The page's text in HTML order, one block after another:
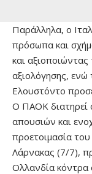
Παράλληλα, ο
πρόσωπα και
και αξιοποιώντας
αξιολόγησης, ενώ
Ελουστόντο
Ο ΠΑΟΚ διατηρεί
απουσιών και
προετοιμασία
Λάρνακας (7/7),
Ολλανδία κόντρα